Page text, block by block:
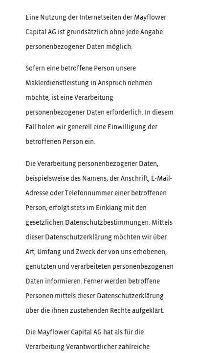
Eine Nutzung der Internetseiten der Mayflower
Capital AG ist grundsätzlich ohne jede Angabe
personenbezogener Daten möglich.
Sofern eine betroffene Person unsere
Maklerdienstleistung in Anspruch nehmen
möchte, ist eine Verarbeitung
personenbezogener Daten erforderlich. In diesem
Fall holen wir generell eine Einwilligung der
betroffenen Person ein.
Die Verarbeitung personenbezogener Daten,
beispielsweise des Namens, der Anschrift, E-Mail-
Adresse oder Telefonnummer einer betroffenen
Person, erfolgt stets im Einklang mit den
gesetzlichen Datenschutzbestimmungen. Mittels
dieser Datenschutzerklärung möchten wir über
Art, Umfang und Zweck der von uns erhobenen,
genutzten und verarbeiteten personenbezogenen
Daten informieren. Ferner werden betroffene
Personen mittels dieser Datenschutzerklärung
über die ihnen zustehenden Rechte aufgeklärt.
Die Mayflower Capital AG hat als für die
Verarbeitung Verantwortlicher zahlreiche